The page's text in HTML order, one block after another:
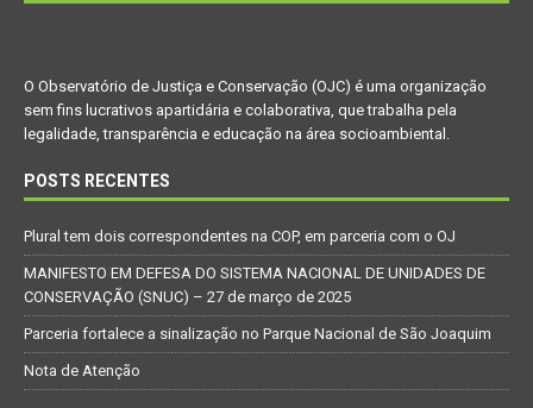
O Observatório de Justiça e Conservação (OJC) é uma organização
sem fins lucrativos apartidária e colaborativa, que trabalha pela
legalidade, transparência e educação na área socioambiental.
POSTS RECENTES
Plural tem dois correspondentes na COP, em parceria com o OJ
MANIFESTO EM DEFESA DO SISTEMA NACIONAL DE UNIDADES DE
CONSERVAÇÃO (SNUC) – 27 de março de 2025
Parceria fortalece a sinalização no Parque Nacional de São Joaquim
Nota de Atenção